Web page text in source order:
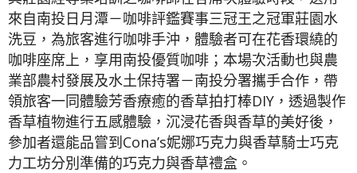
來自南投日月潭－咖啡評鑑賽事三冠王之冠軍莊園水
洗豆，為旅客進行咖啡手沖，體驗者可在花香環繞的
咖啡座席上，享用南投優質咖啡；本場次活動也與農
業部農村發展及水土保持署－南投分署攜手合作，帶
領旅客一同體驗芳香療癒的香草拍打棒DIY，透過製作
香草植物進行五感體驗，沉浸花香與香草的美好後，
參加者還能品嘗到Cona’s妮娜巧克力與香草騎士巧克
力工坊分別準備的巧克力與香草禮盒。